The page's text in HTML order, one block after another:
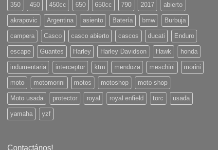
350 450 450cc 650 650cc 790 2017 abierto
akrapovic Argentina asiento Batería bmw Burbuja
campera Casco casco abierto cascos ducati Enduro
escape Guantes Harley Harley Davidson Hawk honda
indumentaria interceptor ktm mendoza meschini morini
moto motomorini motos motoshop moto shop
Moto usada protector royal royal enfield torc usada
yamaha yzf
Contactános!